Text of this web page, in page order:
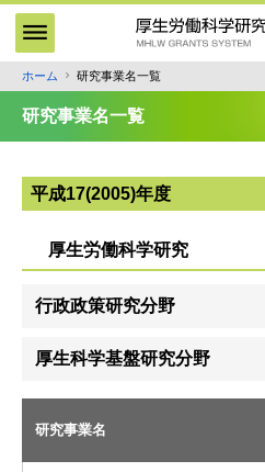
ン
パ
ン
ホーム 研究事業名一覧
研究事業名一覧
平成17(2005)年度
厚生労働科学研究
行政政策研究分野
厚生科学基盤研究分野
研究事業名